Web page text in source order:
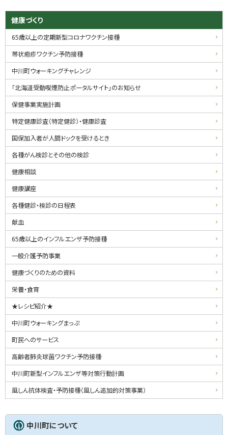
るサ
イ
ド
メ
ニ
ュ
ー
健康づくり
65歳以上の定期新型コロナワクチン接種
帯状疱疹ワクチン予防接種
中川町ウォーキングチャレンジ
「北海道受動喫煙防止ポータルサイト」のお知らせ
保健事業実施計画
特定健康診査（特定健診）・健康診査
国保加入者が人間ドックを受けるとき
各種がん検診とその他の検診
健康相談
健康講座
各種健診・検診の日程表
献血
65歳以上のインフルエンザ予防接種
一般介護予防事業
健康づくりのための資料
栄養・食育
★レシピ紹介★
中川町ウォーキングまっぷ
町民へのサービス
高齢者肺炎球菌ワクチン予防接種
中川町新型インフルエンザ等対策行動計画
風しん抗体検査・予防接種（風しん追加的対策事業）
中川町について